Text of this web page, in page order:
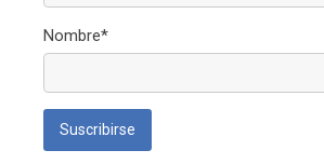
Nombre*